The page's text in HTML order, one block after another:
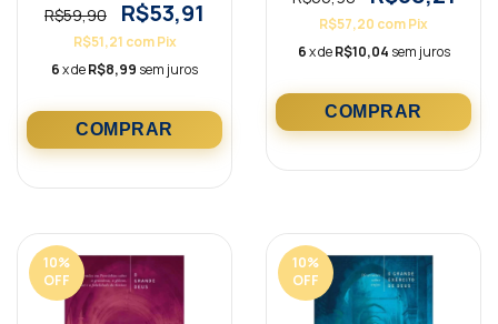
R$59,90 R$53,91
R$51,21 com Pix
6x deR$8,99 sem juros
R$57,20 comPix
6x deR$10,04 sem juros
10%
OFF
10%
OFF